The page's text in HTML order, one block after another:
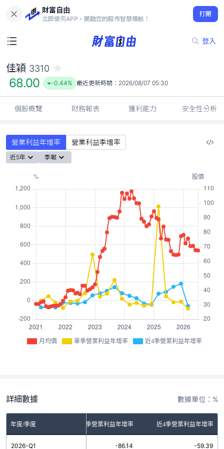
財富自由
立即使用APP，開啟您的股市智慧導航！
打開
登入
68.00
-0.44%
佳穎 3310
68.00 -0.44% 最近更新時間： 2026/08/07 05:30
個股概覽 財務報表 獲利能力 安全性分析
營業利益年增率 營業利益季增率
近5年 季報
月均價 單季營業利益年增率 近4季營業利益年增率
詳細數據 數據單位：%
年度/季度 單季營業利益年增率 近4季營業利益年增率
2026-Q1 -86.14 -59.39